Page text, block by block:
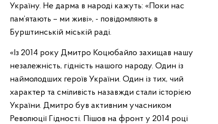
Україну. Не дарма в народі кажуть: «Поки нас
пам’ятають – ми живі», - повідомляють в
Бурштинській міській раді.
«Із 2014 року Дмитро Коцюбайло захищав нашу
незалежність, гідність нашого народу. Один із
наймолодших героїв України. Один із тих, чий
характер та сміливість назавжди стали історією
України. Дмитро був активним учасником
Революції Гідності. Пішов на фронт у 2014 році